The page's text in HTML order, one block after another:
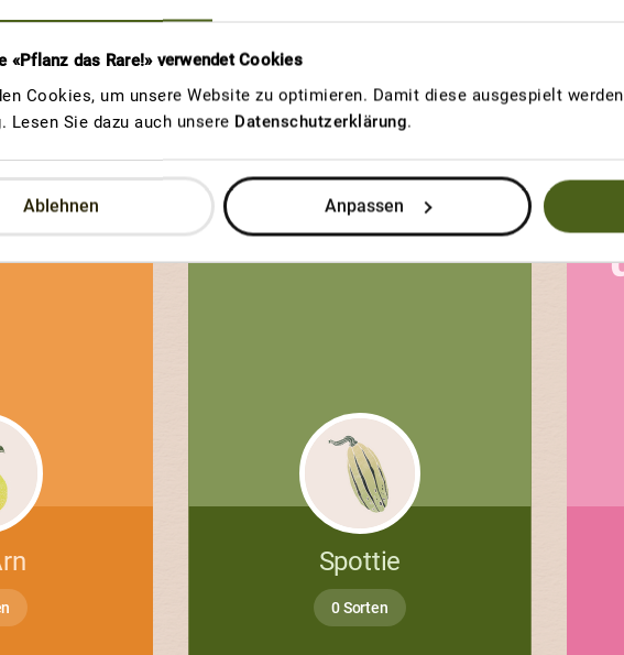
«Pflanz das Rare!» verwendet Cookies
Cookies, um unsere Website zu optimieren. Damit diese ausgespielt
Lesen Sie dazu auch unsere Datenschutzerklärung.
Ablehnen Anpassen
Insektenmagn
et
Spottie
0 Sorten